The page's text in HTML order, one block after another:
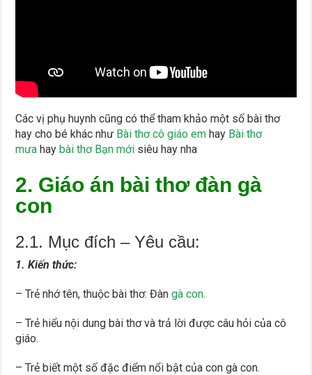
Các vị phụ huynh cũng có thể tham khảo một số bài thơ
hay cho bé khác như Bài thơ cô giáo em hay Bài thơ
mưa haybài thơ Bạn mới siêu hay nha
2. Giáo án bài thơ đàn gà
con
2.1. Mục đích – Yêu cầu:
1. Kiến thức:
– Trẻ nhớ tên, thuộc bài thơ: Đàngà con.
– Trẻ hiểu nội dung bài thơ và trả lời được câu hỏi của cô
giáo.
– Trẻ biết một số đặc điểm nổi bật của con gà con.